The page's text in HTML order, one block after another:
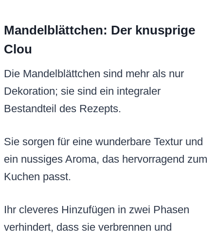
Mandelblättchen: Der knusprige
Clou
Die Mandelblättchen sind mehr als nur
Dekoration; sie sind ein integraler
Bestandteil des Rezepts.
Sie sorgen für eine wunderbare Textur und
ein nussiges Aroma, das hervorragend zum
Kuchen passt.
Ihr cleveres Hinzufügen in zwei Phasen
verhindert, dass sie verbrennen und